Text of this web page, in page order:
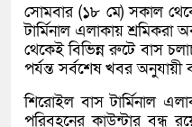
সোমবার (১৮ মে) সকাল
টার্মিনাল এলাকায়
থেকেই বিভিন্ন রুটে বাস
পর্যন্ত সর্বশেষ খবর অনুযায়ী
শিরোইল বাস টার্মিনাল
পরিবহনের কাউন্টার বন্ধ